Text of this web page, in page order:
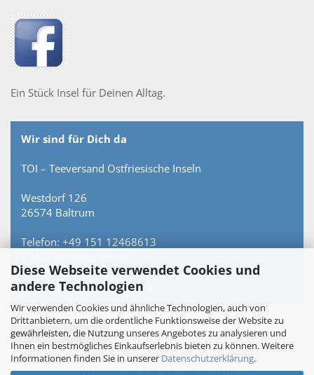
Diese Webseite verwendet Cookies und
andere Technologien
Wir verwenden Cookies und ähnliche Technologien, auch von
Drittanbietern, um die ordentliche Funktionsweise der Website zu
gewährleisten, die Nutzung unseres Angebotes zu analysieren und
Ihnen ein bestmögliches Einkaufserlebnis bieten zu können. Weitere
Informationen finden Sie in unserer Datenschutzerklärung.
Ein Stück Insel für Deinen Alltag.
Wir sind für Dich da
TOI – Teeversand Ostfriesische Inseln
Westdorf 126
26574 Baltrum
Telefon: +49 151 12468613
Persönlich erreichbar – keine Hotline.
Vertrag widerrufen
Webshopby Gambio.de © 2026